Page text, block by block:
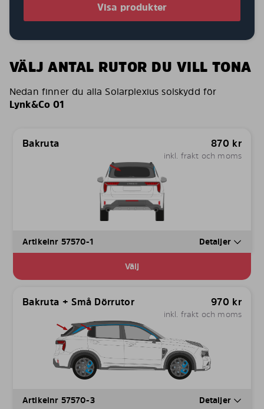
Visa produkter
VÄLJ ANTAL RUTOR DU VILL TONA
Nedan finner du alla Solarplexius solskydd för
Lynk&Co 01
Bakruta 870 kr
inkl. frakt och moms
Artikelnr 57570-1 Detaljer
Välj
Bakruta + Små Dörrutor 970 kr
inkl. frakt och moms
Artikelnr 57570-3 Detaljer